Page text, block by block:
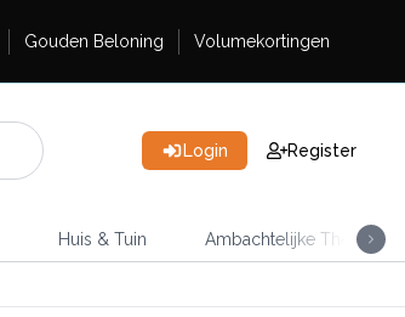
Gouden Beloning Volumekortingen
Login Register
Huis & Tuin Ambachtelijke Thee